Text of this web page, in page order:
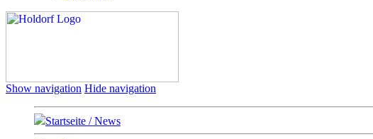
Show navigation Hide navigation
Startseite / News